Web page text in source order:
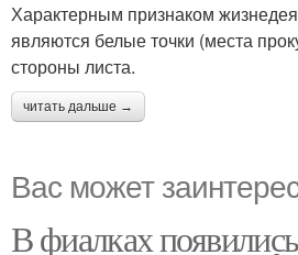
Характерным признаком
являются белые точки (места
стороны листа.
читать дальше →
Вас может
В фиалках